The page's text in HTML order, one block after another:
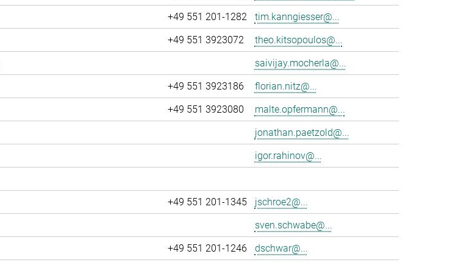
+49 551 201-1282
tim.kanngiesser@...
+49 551 3923072
theo.kitsopoulos@...
saivijay.mocherla@...
+49 551 3923186
florian.nitz@...
+49 551 3923080
malte.opfermann@...
jonathan.paetzold@...
igor.rahinov@...
+49 551 201-1345
jschroe2@...
sven.schwabe@...
+49 551 201-1246
dschwar@...